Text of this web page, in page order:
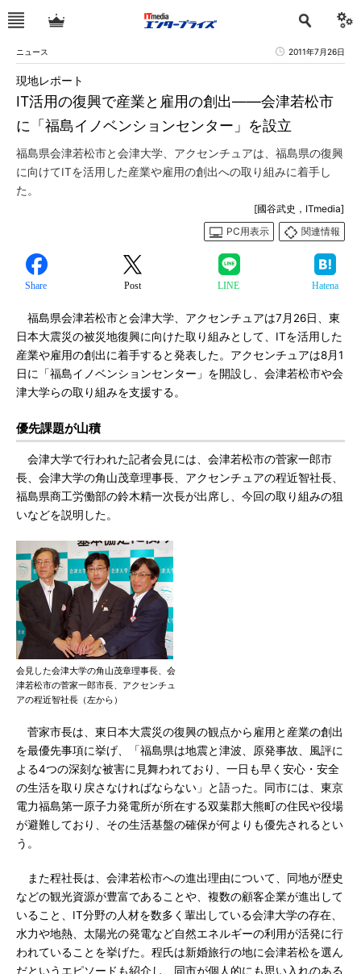
ニュース 2011年7月26日
IT活用の復興で産業と雇用の創出――会津若松市
に「福島イノベンションセンター」を設立
現地レポート
福島県会津若松市と会津大学、アクセンチュアは、福島県の復興
に向けてITを活用した産業や雇用の創出への取り組みに着手し
た。
[國谷武史，ITmedia]
PC用表示
関連情報
Share Post LINE Hatena
福島県会津若松市と会津大学、アクセンチュアは7月26日、東
日本大震災の被災地復興に向けた取り組みとして、ITを活用した
産業や雇用の創出に着手すると発表した。アクセンチュアは8月1
日に「福島イノベンションセンター」を開設し、会津若松市や会
津大学らの取り組みを支援する。
優先課題が山積
会津大学で行われた記者会見には、会津若松市の菅家一郎市
長、会津大学の角山茂章理事長、アクセンチュアの程近智社長、
福島県商工労働部の鈴木精一次長が出席し、今回の取り組みの狙
いなどを説明した。
会見した会津大学の角山茂章理事長、会
津若松市の菅家一郎市長、アクセンチュ
アの程近智社長（左から）
菅家市長は、東日本大震災の復興の観点から雇用と産業の創出
を最優先事項に挙げ、「福島県は地震と津波、原発事故、風評に
よる4つの深刻な被害に見舞われており、一日も早く安心・安全
の生活を取り戻さなければならない」と語った。同市には、東京
電力福島第一原子力発電所が所在する双葉郡大熊町の住民や役場
が避難しており、その生活基盤の確保が何よりも優先されるとい
う。
また程社長は、会津若松市への進出理由について、同地が歴史
などの観光資源が豊富であることや、複数の顧客企業が進出して
いること、IT分野の人材を数多く輩出している会津大学の存在、
水力や地熱、太陽光の発電など自然エネルギーの利用が活発に行
われていることを挙げた。程氏は新婚旅行の地に会津若松を選ん
だというエピソードも紹介し、同市が個人的にも思い入れのある